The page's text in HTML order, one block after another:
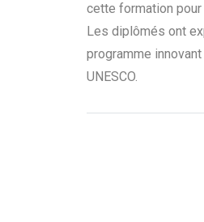
cette formation
Les diplômés ont
programme
UNESCO.